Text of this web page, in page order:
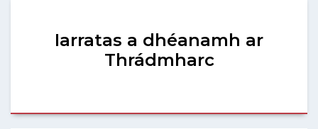
Iarratas a dhéanamh ar
Thrádmharc